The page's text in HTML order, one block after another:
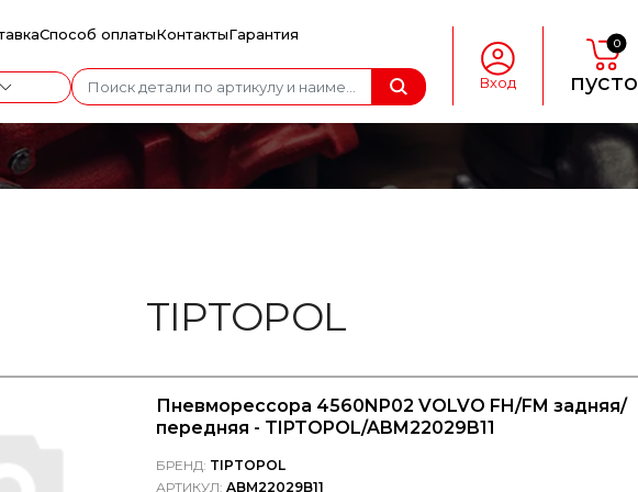
Способ оплатыКонтактыГарантия
Вход
0
пусто
TIPTOPOL
Пневморессора 4560NP02 VOLVO FH/FM задняя/
передняя - TIPTOPOL/ABM22029B11
БРЕНД: TIPTOPOL
АРТИКУЛ:ABM22029B11